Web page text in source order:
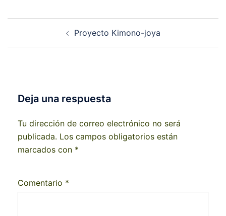
Proyecto Kimono-joya
Deja una respuesta
Tu dirección de correo electrónico no será
publicada. Los campos obligatorios están
marcados con *
Comentario *